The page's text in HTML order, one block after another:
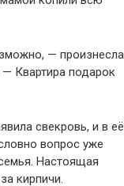
— произнесла
— Квартира подарок
свекровь, и в её
вопрос уже
Настоящая
кирпичи.